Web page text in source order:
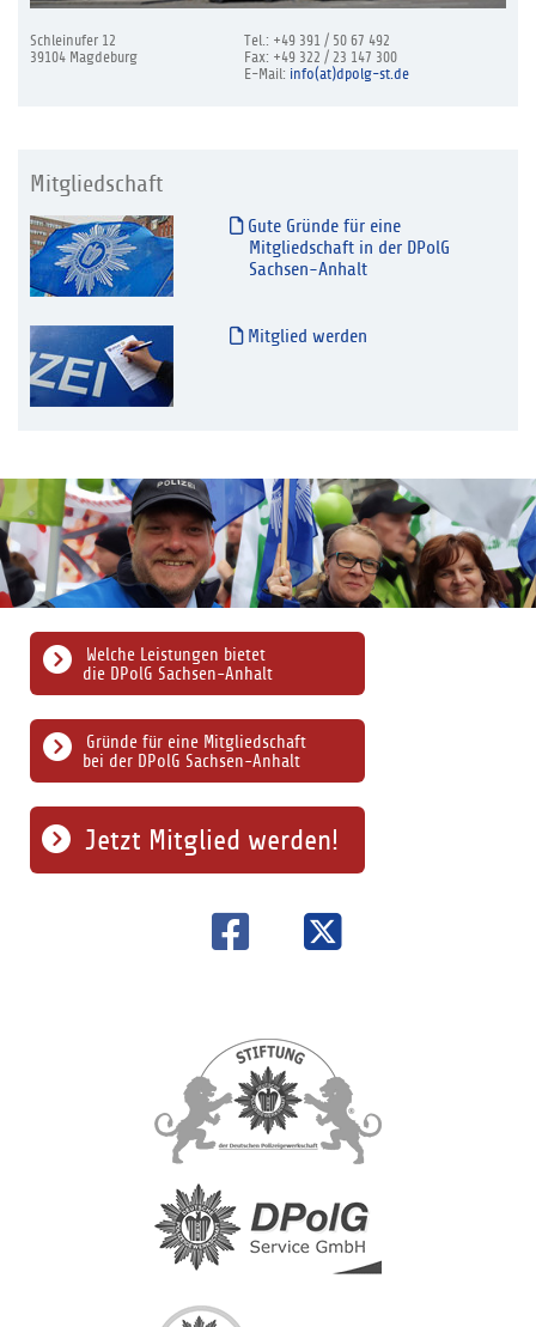
Schleinufer 12
39104 Magdeburg
Tel.: +49 391 / 50 67 492
Fax: +49 322 / 23 147 300
E-Mail: info(at)dpolg-st.de
Mitgliedschaft
Gute Gründe für eine
Mitgliedschaft in der DPolG
Sachsen-Anhalt
Mitglied werden
Gründe für eine Mitgliedschaft
bei der DPolG Sachsen-Anhalt
Welche Leistungen bietet
die DPolG Sachsen-Anhalt
Jetzt Mitglied werden!